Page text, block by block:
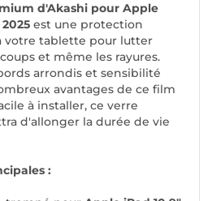
d'Akashi pour Apple
2025 est une protection
votre tablette pour lutter
et même les rayures.
arrondis et sensibilité
avantages de ce film
à installer, ce verre
d'allonger la durée de vie
: